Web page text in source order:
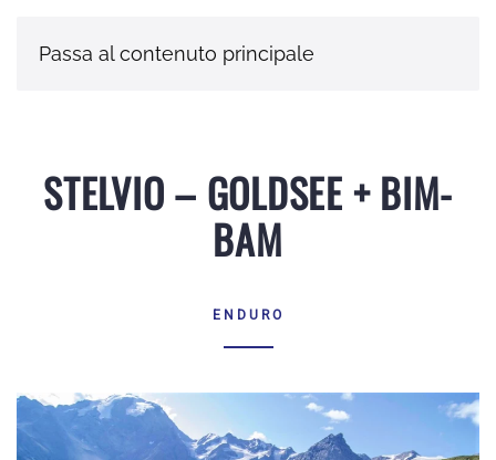
Passa al contenuto principale
STELVIO – GOLDSEE + BIM-
BAM
ENDURO